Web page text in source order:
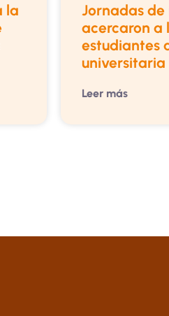
la
Jornadas de
acercaron a
estudiantes
universitaria
Leer más